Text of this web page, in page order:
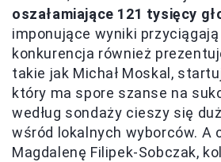
oszałamiające 121 tysięcy
imponujące wyniki przyciągają
konkurencja również
takie jak Michał Moskal,
który ma spore szanse na
według sondaży cieszy się
wśród lokalnych wyborców. A
Magdalenę Filipek-Sobczak,